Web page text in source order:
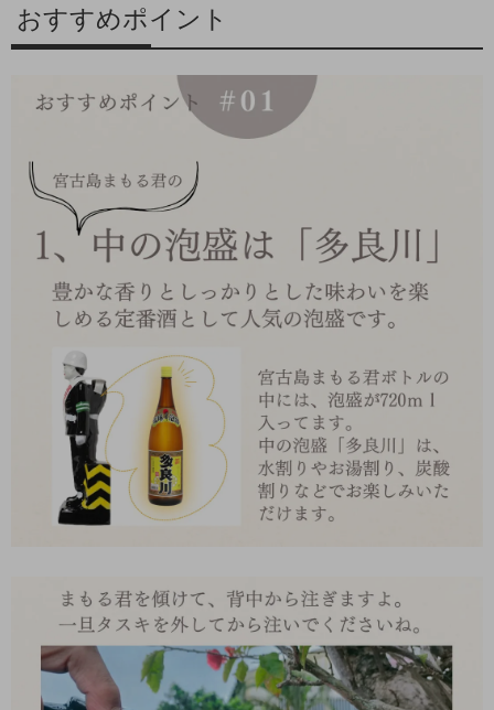
おすすめポイント